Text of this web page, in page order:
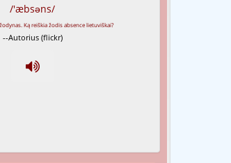
/'æbsəns/
--Autorius (flickr)